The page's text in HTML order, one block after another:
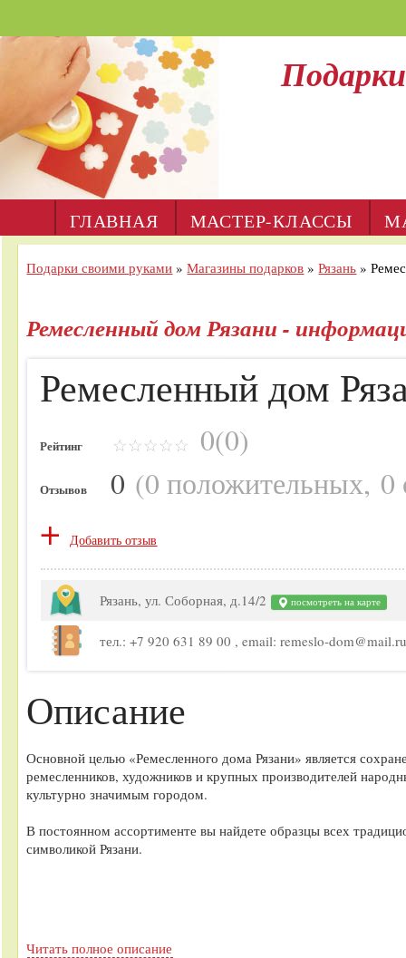
Подарки
ГЛАВНАЯ МАСТЕР-КЛАССЫ
Подарки своими руками »Магазины подарков »Рязань »
Ремесленный дом Рязани -
Ремесленный дом
Рейтинг 0(0)
Отзывов 0 (0 положительных, 0
+Добавить отзыв
Рязань, ул. Соборная, д.14/2 посмотреть на карте
тел.: +7 920 631 89 00 , email: remeslo-
Описание
Основной целью «Ремесленного дома Рязани» является
ремесленников, художников и крупных производителей
культурно значимым городом.
В постоянном ассортименте вы найдете образцы всех
символикой Рязани.
Читать полное описание